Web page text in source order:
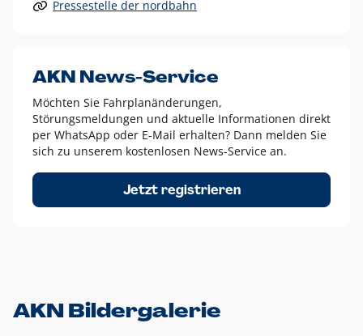
Alle anderen Logo-Varianten dürfen nur in Ausnahmefällen
Diese Ausnahmen sind zum Beispiel:
dem AKN Blau,
weißes Logo auf Fotohintergründen,
schwarzes Logo für reine Schwarz-Weiß-Umsetzungen
Um das Logo herum muss ein Schutzraum von jeweils einer
Höhe bzw. Breite des N aus AKN in alle Richtungen
Pressestelle der nordbahn
AKN News-Service
Möchten Sie Fahrplanänderungen,
Störungsmeldungen und aktuelle Informationen direkt
per WhatsApp oder E-Mail erhalten? Dann melden Sie
sich zu unserem kostenlosen News-Service an.
Jetzt registrieren
AKN Bildergalerie